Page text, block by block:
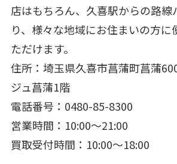
店はもちろん、久喜駅からの路線
り、様々な地域にお住まいの方に
ただけます。
住所：埼玉県久喜市菖蒲町菖蒲
ジュ菖蒲1階
電話番号：0480-85-8300
営業時間：10:00～21:00
買取受付時間：10:00～18:00